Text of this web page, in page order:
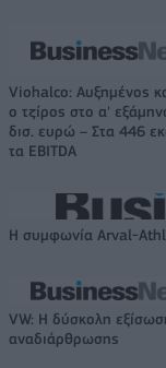
Viohalco: Αυξημένος
ο τζίρος στο α'
δισ. ευρώ – Στα 446
τα EBITDA
Η συμφωνία Arval-
VW: Η δύσκολη
αναδιάρθρωσης